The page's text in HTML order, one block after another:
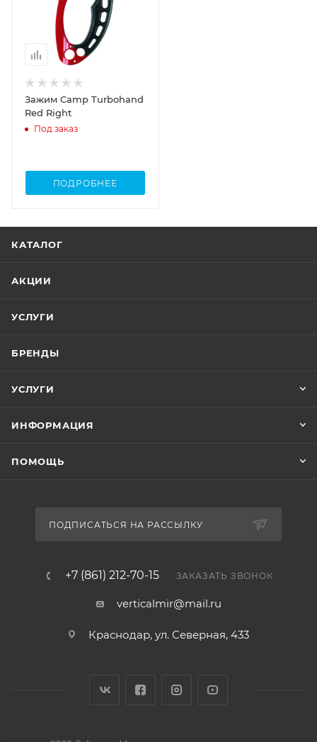
Зажим Camp Turbohand
Red Right
Под заказ
ПОДРОБНЕЕ
КАТАЛОГ
АКЦИИ
УСЛУГИ
БРЕНДЫ
УСЛУГИ
ИНФОРМАЦИЯ
ПОМОЩЬ
ПОДПИСАТЬСЯ НА РАССЫЛКУ
+7 (861) 212-70-15 ЗАКАЗАТЬ ЗВОНОК
verticalmir@mail.ru
Краснодар, ул. Северная, 433